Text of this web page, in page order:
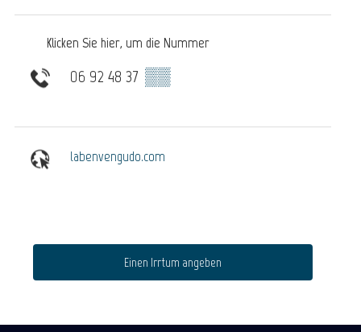
Klicken Sie hier, um die Nummer
06 92 48 37 ▒▒
labenvengudo.com
Einen Irrtum angeben